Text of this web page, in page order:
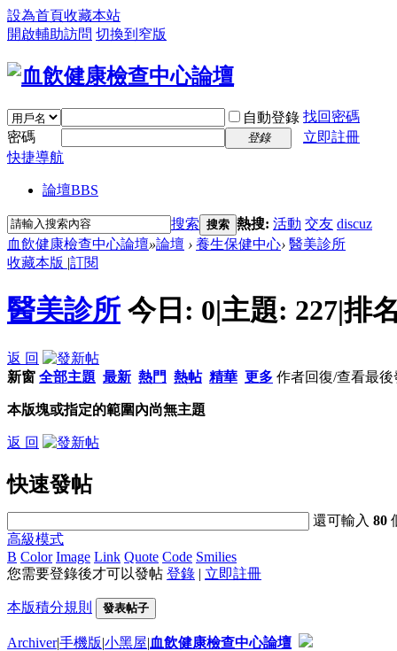
設為首頁收藏本站
開啟輔助訪問 切換到窄版
自動登錄 找回密碼
密碼
登錄
立即註冊
快捷導航
論壇BBS
搜索 搜索 熱搜: 活動 交友 discuz
血飲健康檢查中心論壇»論壇 › 養生保健中心› 醫美診所
收藏本版 |訂閱
醫美診所 今日: 0|主題: 227|排
返 回
新窗 全部主題 最新 熱門 熱帖 精華 更多 作者回復/查看最後
本版塊或指定的範圍內尚無主題
返 回
快速發帖
還可輸入80
高級模式
B Color Image Link Quote Code Smilies
您需要登錄後才可以發帖 登錄 | 立即註冊
本版積分規則 發表帖子
Archiver|手機版|小黑屋|血飲健康檢查中心論壇